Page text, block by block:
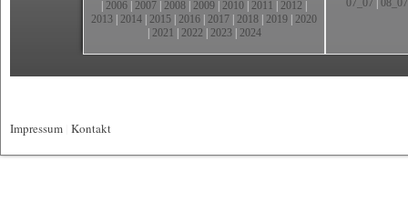
2006 2007 2008 2009 2010 2011 2012
2013 2014 2015 2016 2017 2018 2019 2020
2021 2022 2023| 2024
07_07 08_07
Impressum Kontakt